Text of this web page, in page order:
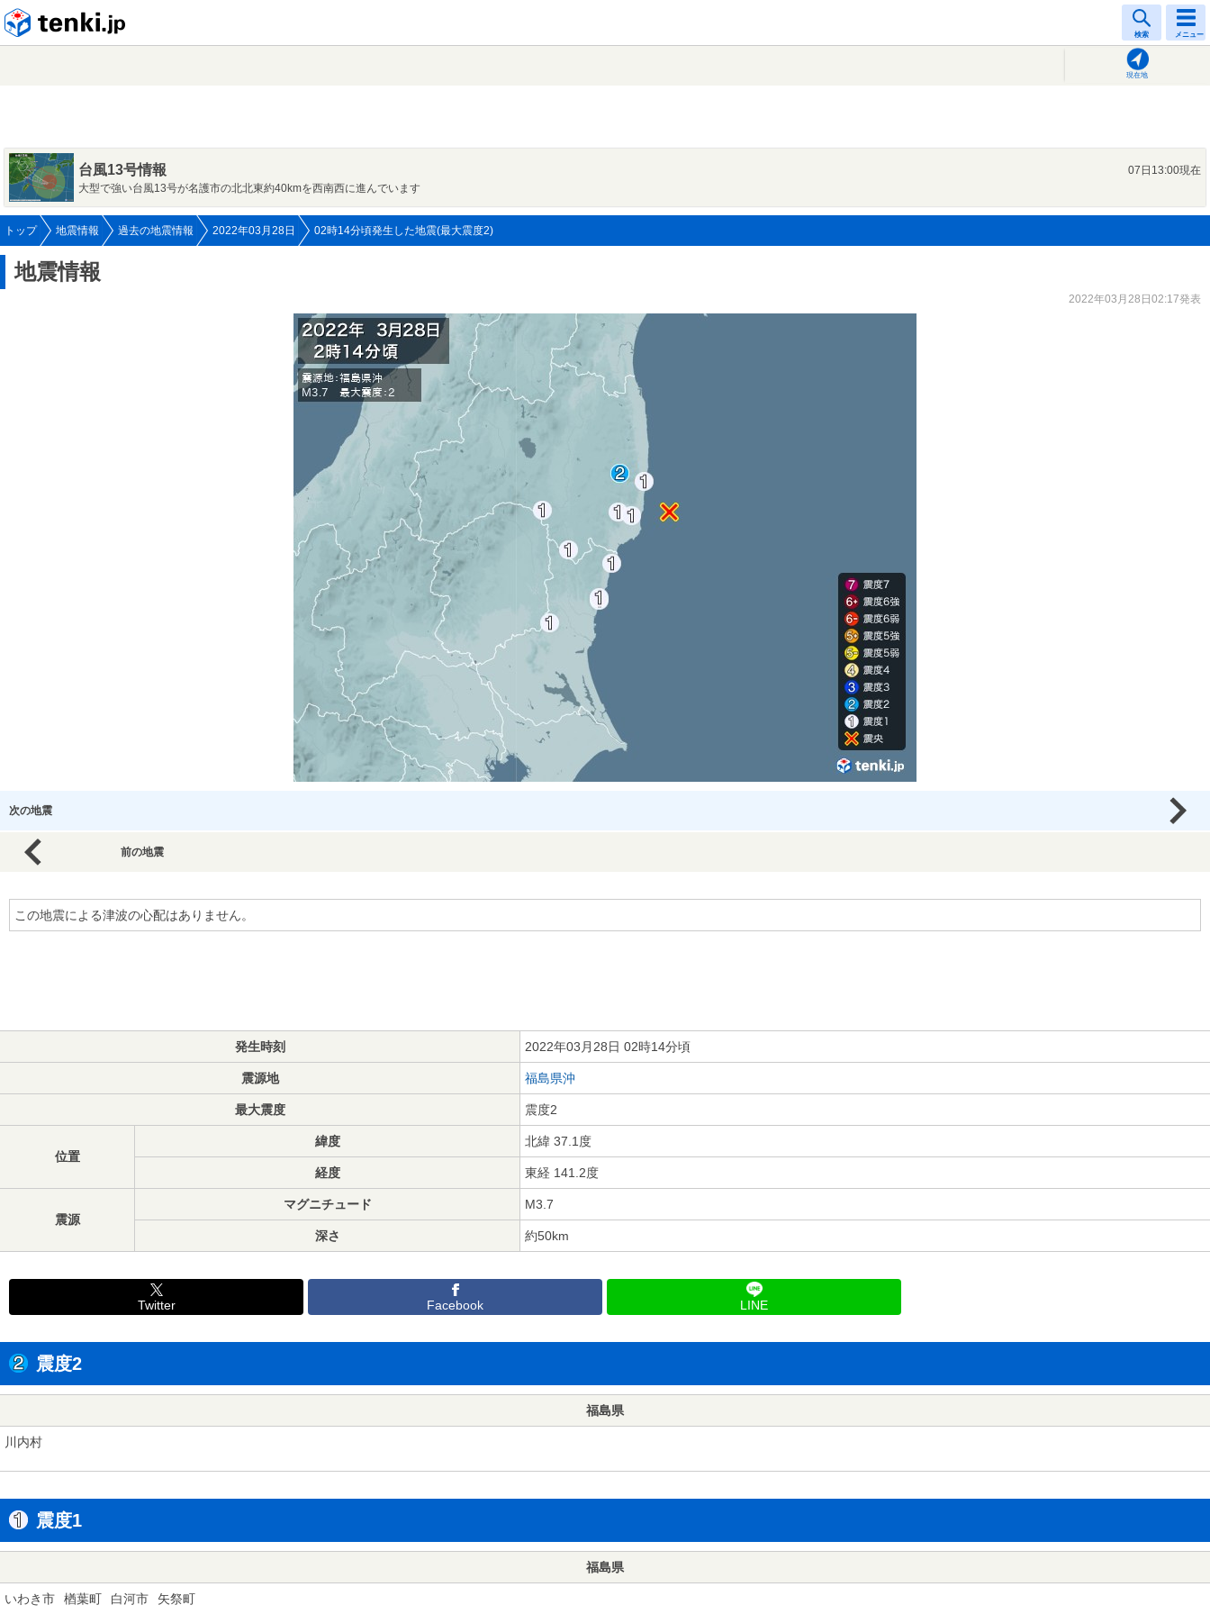
検索 メニュー
現在地
台風13号情報
07日13:00現在
大型で強い台風13号が名護市の北北東約40kmを西南西に進んでいます
トップ 地震情報 過去の地震情報 2022年03月28日 02時14分頃発生した地震(最大震度2)
地震情報
2022年03月28日02:17発表
次の地震
前の地震
この地震による津波の心配はありません。
発生時刻 2022年03月28日 02時14分頃
震源地 福島県沖
最大震度 震度2
位置
緯度 北緯 37.1度
経度 東経 141.2度
震源
マグニチュード M3.7
深さ 約50km
Twitter Facebook LINE
震度2
福島県
川内村
震度1
福島県
いわき市 楢葉町 白河市 矢祭町